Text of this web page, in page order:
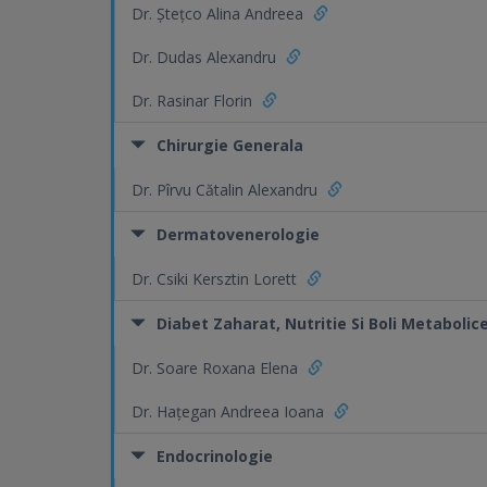
Dr. Ștețco Alina Andreea
Dr. Dudas Alexandru
Dr. Rasinar Florin
Chirurgie Generala
Dr. Pîrvu Cătalin Alexandru
Dermatovenerologie
Dr. Csiki Kersztin Lorett
Diabet Zaharat, Nutritie Si Boli
Dr. Soare Roxana Elena
Dr. Hațegan Andreea Ioana
Endocrinologie